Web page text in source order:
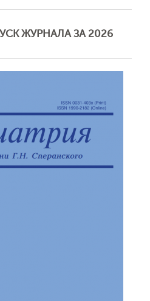
ЖУРНАЛА ЗА 2026